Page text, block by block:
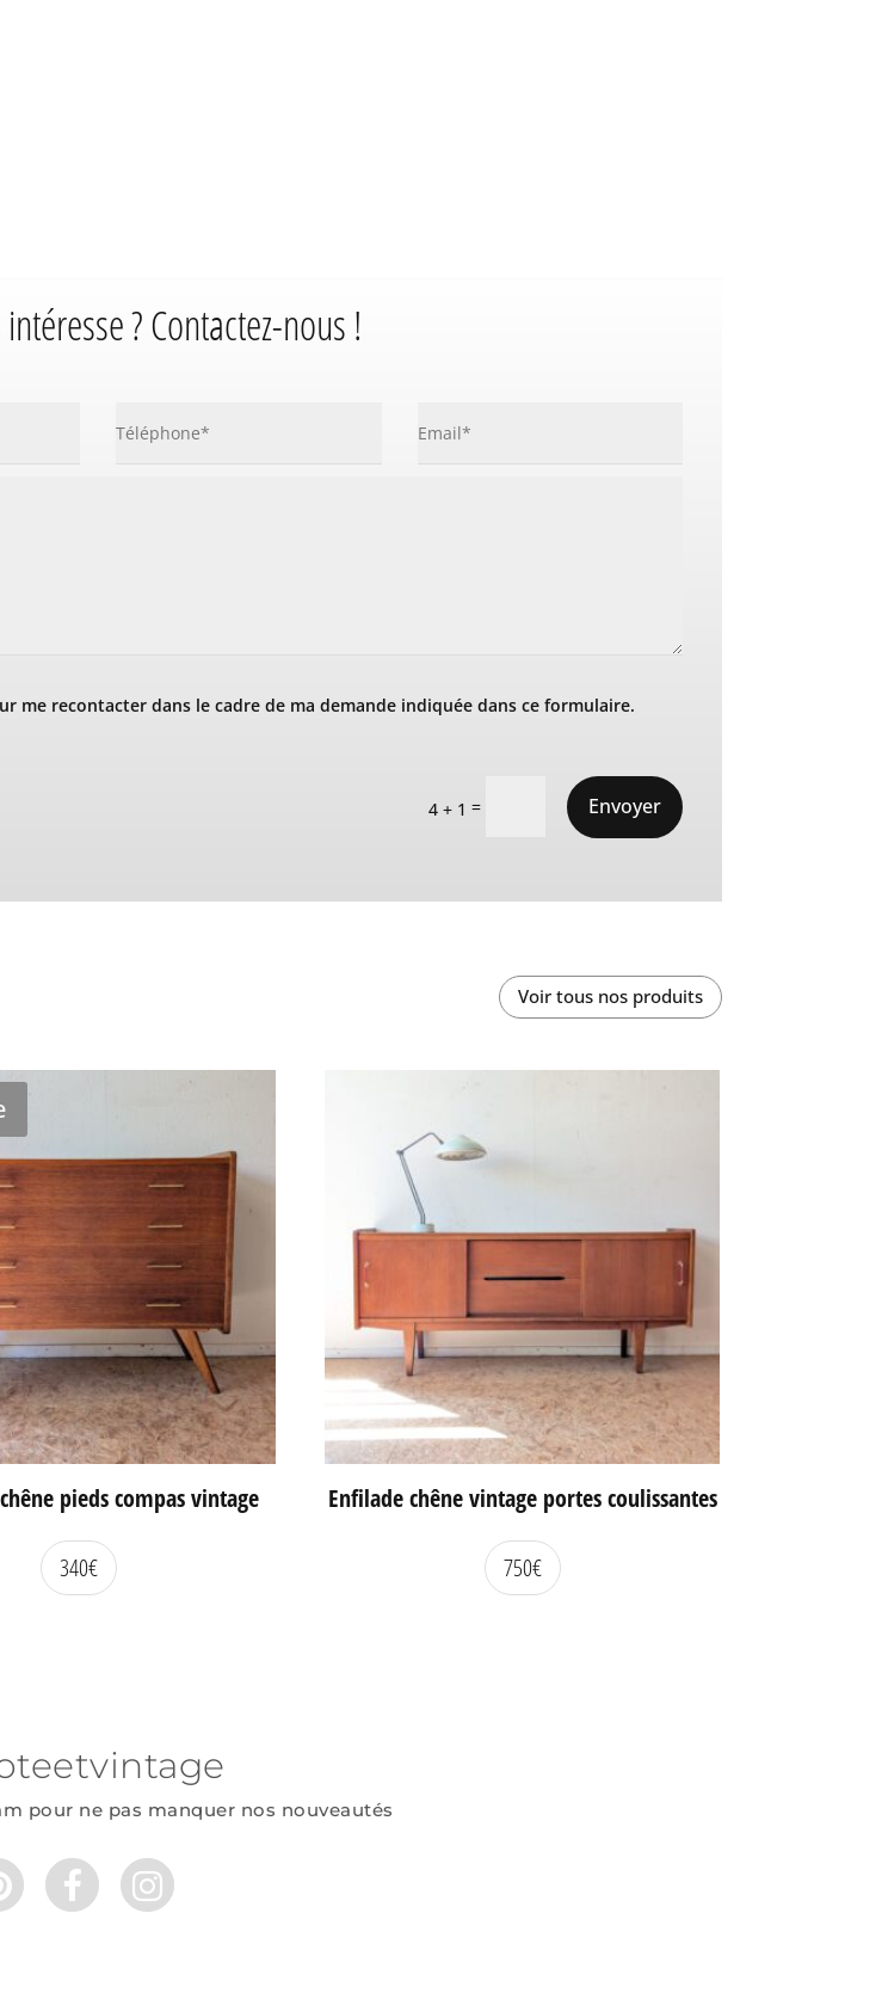
? Contactez-nous !
me recontacter dans le cadre de ma demande indiquée dans ce formulaire.
4 + 1 = Envoyer
Voir tous nos produits
pieds compas vintage
340€
Enfilade chêne vintage portes coulissantes
750€
pour ne pas manquer nos nouveautés